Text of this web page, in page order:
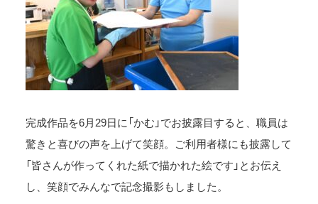
完成作品を6月29日に「かむ」でお披露目すると、職員は
驚きと喜びの声を上げて笑顔。ご利用者様にも披露して
「皆さんが作ってくれた紙で描かれた絵です」とお伝え
し、笑顔でみんなで記念撮影もしました。